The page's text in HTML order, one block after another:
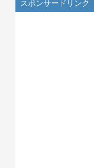
スポンサードリンク